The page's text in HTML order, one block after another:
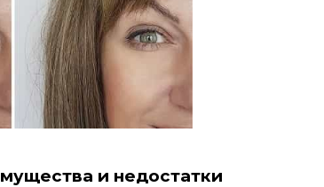
и недостатки